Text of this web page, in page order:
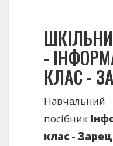
-
КЛАС -
Навчальний
посібник
клас -